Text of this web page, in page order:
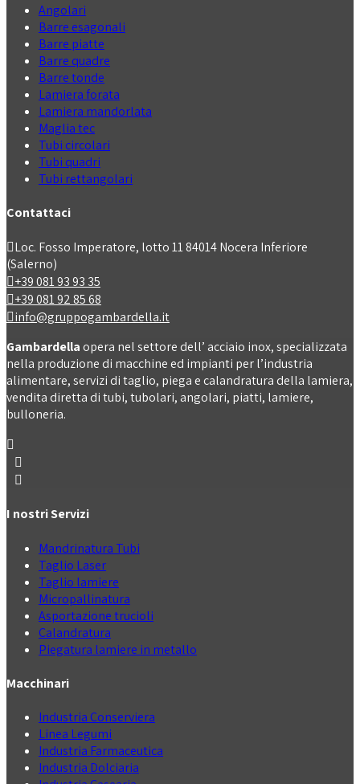
Angolari
Barre esagonali
Barre piatte
Barre quadre
Barre tonde
Lamiera forata
Lamiera mandorlata
Maglia tec
Tubi circolari
Tubi quadri
Tubi rettangolari
Contattaci
Loc. Fosso Imperatore, lotto 11 84014 Nocera Inferiore
(Salerno)
+39 081 93 93 35
+39 081 92 85 68
info@gruppogambardella.it
Gambardellaopera nel settore dell’ acciaio inox, specializzata
nella produzione di macchine ed impianti per l’industria
alimentare, servizi di taglio, piega e calandratura della lamiera,
vendita diretta di tubi, tubolari, angolari, piatti, lamiere,
bulloneria.
I nostri Servizi
Mandrinatura Tubi
Taglio Laser
Taglio lamiere
Micropallinatura
Asportazione trucioli
Calandratura
Piegatura lamiere in metallo
Macchinari
Industria Conserviera
Linea Legumi
Industria Farmaceutica
Industria Dolciaria